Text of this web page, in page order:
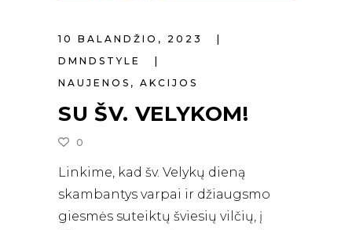
10 BALANDŽIO, 2023
DMNDSTYLE
NAUJENOS , AKCIJOS
SU ŠV. VELYKOM!
0
Linkime, kad šv. Velykų dieną
skambantys varpai ir džiaugsmo
giesmės suteiktų šviesių vilčių, į